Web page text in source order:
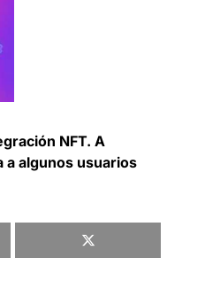
NFT. A
algunos usuarios